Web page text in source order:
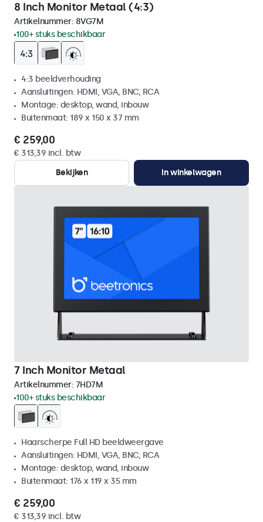
8 Inch Monitor Metaal (4:3)
Artikelnummer: 8VG7M
100+ stuks beschikbaar
4:3 beeldverhouding
Aansluitingen: HDMI, VGA, BNC, RCA
Montage: desktop, wand, inbouw
Buitenmaat: 189 x 150 x 37 mm
€ 259,00
€ 313,39 incl. btw
Bekijken
In winkelwagen
7 Inch Monitor Metaal
Artikelnummer: 7HD7M
100+ stuks beschikbaar
Haarscherpe Full HD beeldweergave
Aansluitingen: HDMI, VGA, BNC, RCA
Montage: desktop, wand, inbouw
Buitenmaat: 176 x 119 x 35 mm
€ 259,00
€ 313,39 incl. btw